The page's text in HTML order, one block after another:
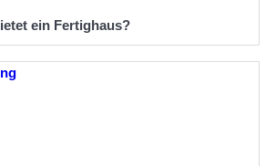
ein Fertighaus?